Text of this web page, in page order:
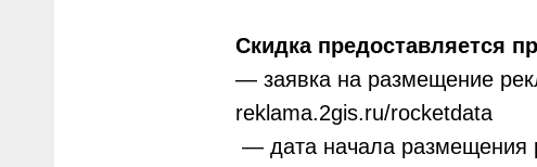
Скидка предоставляется
— заявка на размещение
reklama.2gis.ru/rocketdata
— дата начала размещения